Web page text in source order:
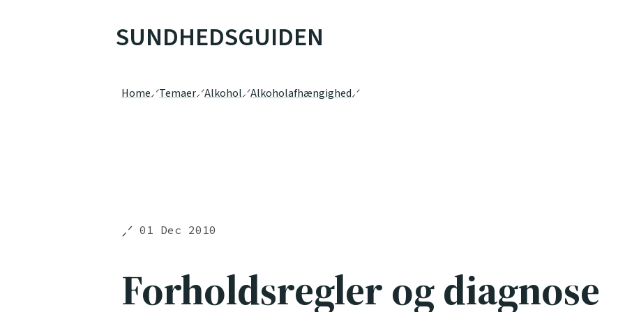
SUNDHEDSGUIDEN
Home Temaer Alkohol Alkoholafhængighed
01 Dec 2010
Forholdsregler og diagnose